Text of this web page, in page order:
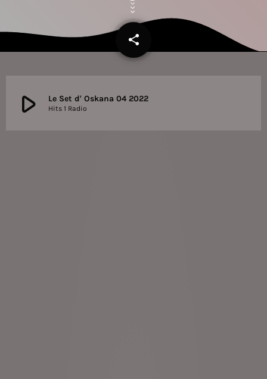
share
email
play_arrow Le Set d' Oskana 04 2022
Hits 1 Radio